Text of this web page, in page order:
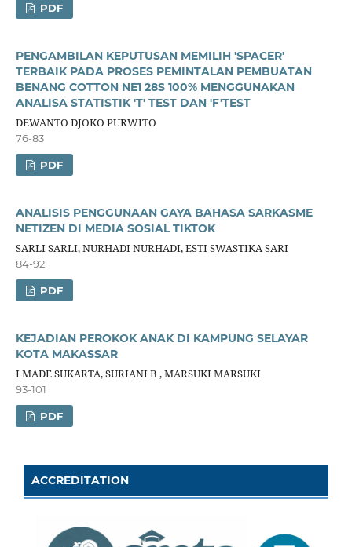
PDF
PENGAMBILAN KEPUTUSAN MEMILIH 'SPACER'
TERBAIK PADA PROSES PEMINTALAN PEMBUATAN
BENANG COTTON NE1 28S 100% MENGGUNAKAN
ANALISA STATISTIK 'T' TEST DAN 'F'TEST
DEWANTO DJOKO PURWITO
76-83
PDF
ANALISIS PENGGUNAAN GAYA BAHASA SARKASME
NETIZEN DI MEDIA SOSIAL TIKTOK
SARLI SARLI, NURHADI NURHADI, ESTI SWASTIKA SARI
84-92
PDF
KEJADIAN PEROKOK ANAK DI KAMPUNG SELAYAR
KOTA MAKASSAR
I MADE SUKARTA, SURIANI B , MARSUKI MARSUKI
93-101
PDF
ACCREDITATION